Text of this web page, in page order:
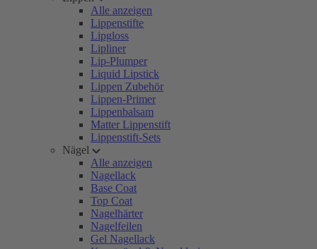
Alle anzeigen
Lippenstifte
Lipgloss
Lipliner
Lip-Plumper
Liquid Lipstick
Lippen Zubehör
Lippen-Primer
Lippenbalsam
Matter Lippenstift
Lippenstift-Sets
Nägel
Alle anzeigen
Nagellack
Base Coat
Top Coat
Nagelhärter
Nagelfeilen
Gel Nagellack